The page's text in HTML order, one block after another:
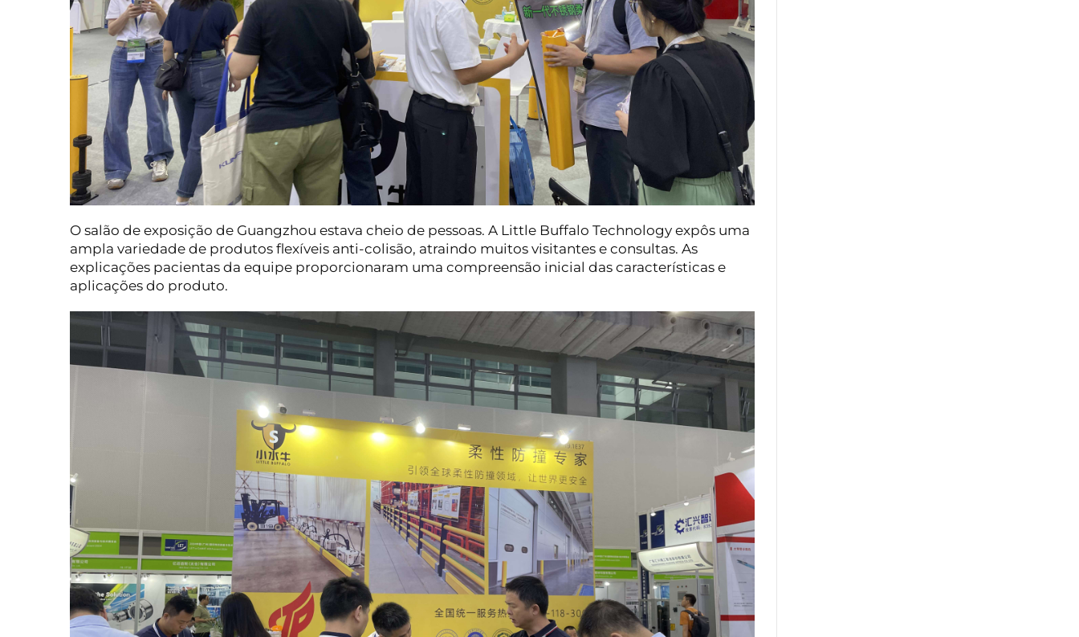
O salão de exposição de Guangzhou estava cheio de pessoas. A Little Buffalo Technology expôs uma
ampla variedade de produtos flexíveis anti-colisão, atraindo muitos visitantes e consultas. As
explicações pacientas da equipe proporcionaram uma compreensão inicial das características e
aplicações do produto.